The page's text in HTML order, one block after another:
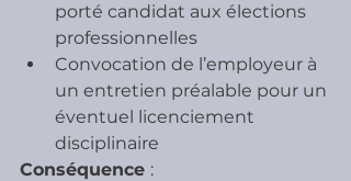
porté candidat aux élections
professionnelles
Convocation de l’employeur à
un entretien préalable pour un
éventuel licenciement
disciplinaire
Conséquence :